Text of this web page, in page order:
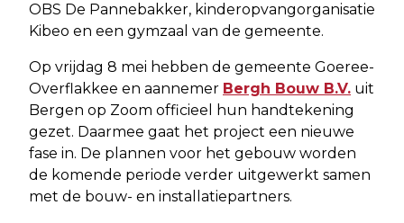
OBS De Pannebakker, kinderopvangorganisatie
Kibeo en een gymzaal van de gemeente.
Op vrijdag 8 mei hebben de gemeente Goeree-
Overflakkee en aannemer Bergh Bouw B.V. uit
Bergen op Zoom officieel hun handtekening
gezet. Daarmee gaat het project een nieuwe
fase in. De plannen voor het gebouw worden
de komende periode verder uitgewerkt samen
met de bouw- en installatiepartners.